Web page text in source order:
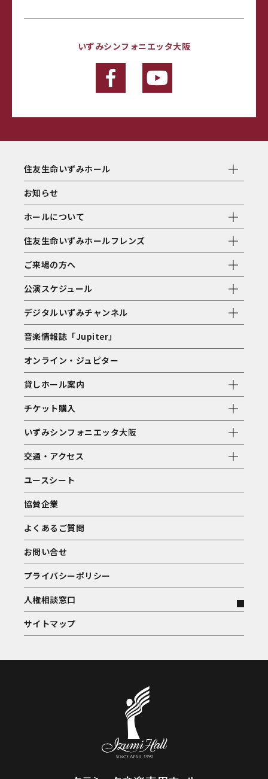
いずみシンフォニエッタ大阪
住友生命いずみホール
お知らせ
ホールについて
住友生命いずみホールフレンズ
ご来場の方へ
公演スケジュール
デジタルいずみチャンネル
音楽情報誌「Jupiter」
オンライン・ジュピター
貸しホール案内
チケット購入
いずみシンフォニエッタ大阪
交通・アクセス
ユースシート
協賛企業
よくあるご質問
お問い合せ
プライバシーポリシー
人権相談窓口
サイトマップ